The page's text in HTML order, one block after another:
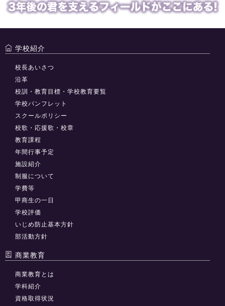
学校紹介
校長あいさつ
沿革
校訓・教育目標・学校教育要覧
学校パンフレット
スクールポリシー
校歌・応援歌・校章
教育課程
年間行事予定
施設紹介
制服について
学費等
甲商生の一日
学校評価
いじめ防止基本方針
部活動方針
商業教育
商業教育とは
学科紹介
資格取得状況